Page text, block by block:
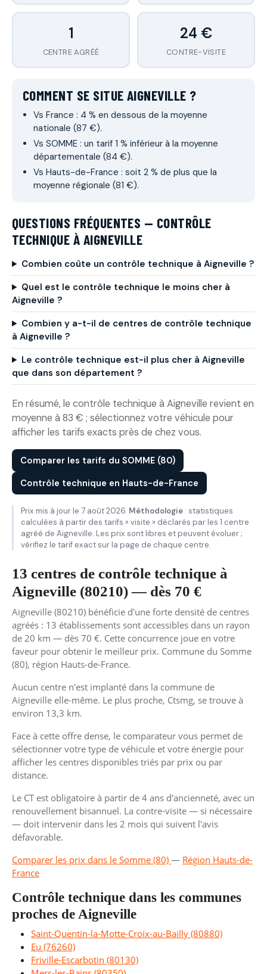
1
CENTRE AGRÉÉ
24 €
CONTRE-VISITE
COMMENT SE SITUE AIGNEVILLE ?
Vs France : 4 % en dessous de la moyenne
nationale (87 €).
Vs SOMME : un tarif 1 % inférieur à la moyenne
départementale (84 €).
Vs Hauts-de-France : soit 2 % de plus que la
moyenne régionale (81 €).
QUESTIONS FRÉQUENTES — CONTRÔLE
TECHNIQUE À AIGNEVILLE
Combien coûte un contrôle technique à Aigneville ?
Quel est le contrôle technique le moins cher à
Aigneville ?
Combien y a-t-il de centres de contrôle technique
à Aigneville ?
Le contrôle technique est-il plus cher à Aigneville
que dans son département ?
En résumé, le contrôle technique à Aigneville revient en
moyenne à 83 € ; sélectionnez votre véhicule pour
afficher les tarifs exacts près de chez vous.
Comparer les tarifs du SOMME (80)
Contrôle technique en Hauts-de-France
Prix mis à jour le 7 août 2026. Méthodologie : statistiques
calculées à partir des tarifs « visite » déclarés par les 1 centre
agréé de Aigneville. Les prix sont libres et peuvent évoluer ;
vérifiez le tarif exact sur la page de chaque centre.
13 centres de contrôle technique à
Aigneville (80210) — dès 70 €
Aigneville (80210) bénéficie d'une forte densité de centres
agréés : 13 établissements sont accessibles dans un rayon
de 20 km — dès 70 €. Cette concurrence joue en votre
faveur pour obtenir le meilleur prix. Commune du Somme
(80), région Hauts-de-France.
Aucun centre n'est implanté dans la commune de
Aigneville elle-même. Le plus proche, Ctsmg, se trouve à
environ 13,3 km.
Face à cette offre dense, le comparateur vous permet de
sélectionner votre type de véhicule et votre énergie pour
afficher les centres disponibles triés par prix ou par
distance.
Le CT est obligatoire à partir de 4 ans d'ancienneté, avec un
renouvellement bisannuel. La contre-visite — si nécessaire
— doit intervenir dans les 2 mois qui suivent l'avis
défavorable.
Comparer les prix dans le Somme (80) — Région Hauts-de-
France
Contrôle technique dans les communes
proches de Aigneville
Saint-Quentin-la-Motte-Croix-au-Bailly (80880)
Eu (76260)
Friville-Escarbotin (80130)